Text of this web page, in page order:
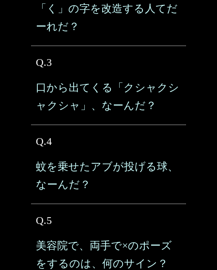
「く」の字を改造する人てだ
ーれだ？
Q.3
口から出てくる「クシャクシ
ャクシャ」、なーんだ？
Q.4
蚊を乗せたアブが投げる球、
なーんだ？
Q.5
美容院で、両手で×のポーズ
をするのは、何のサイン？